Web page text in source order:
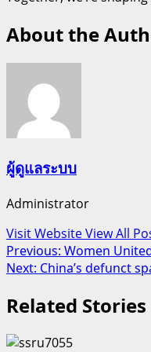
About the
ผู้ดูแลระบบ
Administrator
Visit WebsiteView All
Post
navigation
Previous: Women
Next: China’s defunct
Related Stories